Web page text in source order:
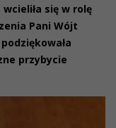
się w rolę
Pani Wójt
przybycie